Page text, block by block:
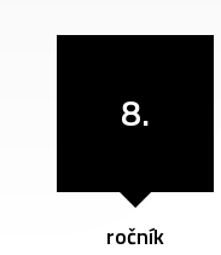
8.
ročník